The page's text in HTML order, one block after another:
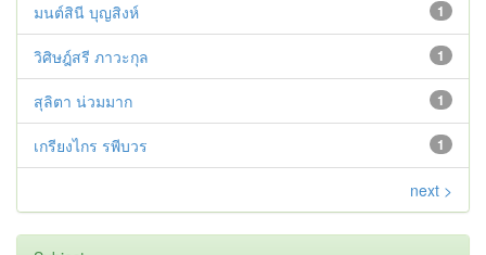
1
มนต์สินี บุญสิงห์
1
วิศิษฎ์สรี ภาวะกุล
1
สุลิตา น่วมมาก
1
เกรียงไกร รพีบวร
next >